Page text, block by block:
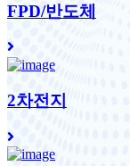
FPD/반도체
2차전지